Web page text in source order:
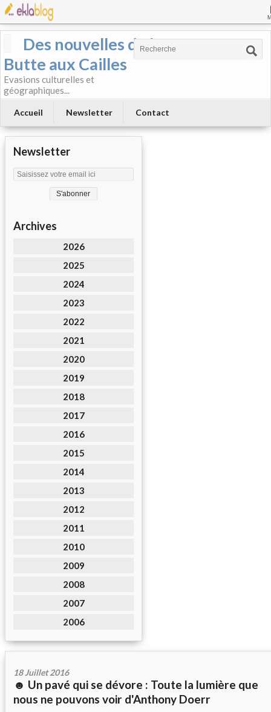
Des nouvelles de la
Butte aux Cailles
Evasions culturelles et
géographiques...
Accueil Newsletter Contact
Newsletter
Archives
2026
2025
2024
2023
2022
2021
2020
2019
2018
2017
2016
2015
2014
2013
2012
2011
2010
2009
2008
2007
2006
18 Juillet 2016
☻ Un pavé qui se dévore : Toute la lumière que
nous ne pouvons voir d'Anthony Doerr